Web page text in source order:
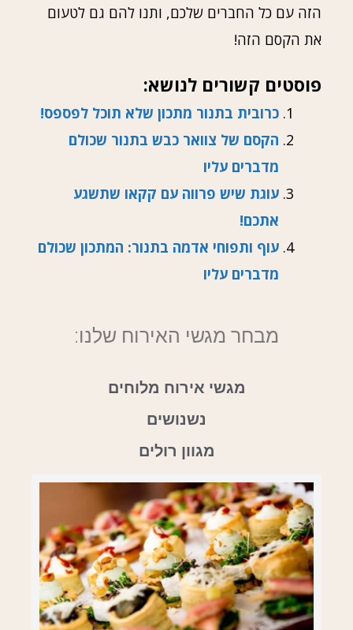
הזה עם כל החברים שלכם, ותנו להם גם לטעום
את הקסם הזה!
פוסטים קשורים לנושא:
כרובית בתנור מתכון שלא תוכל לפספס!
הקסם של צוואר כבש בתנור שכולם
מדברים עליו
עוגת שיש פרווה עם קקאו שתשגע
אתכם!
עוף ותפוחי אדמה בתנור: המתכון שכולם
מדברים עליו
מבחר מגשי האירוח שלנו:
מגשי אירוח מלוחים
נשנושים
מגוון רולים